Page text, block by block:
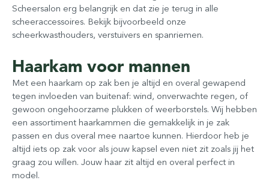
Scheersalon erg belangrijk en dat zie je terug in alle
scheeraccessoires. Bekijk bijvoorbeeld onze
scheerkwasthouders, verstuivers en spanriemen.
Haarkam voor mannen
Met een haarkam op zak ben je altijd en overal gewapend
tegen invloeden van buitenaf: wind, onverwachte regen, of
gewoon ongehoorzame plukken of weerborstels. Wij hebben
een assortiment haarkammen die gemakkelijk in je zak
passen en dus overal mee naartoe kunnen. Hierdoor heb je
altijd iets op zak voor als jouw kapsel even niet zit zoals jij het
graag zou willen. Jouw haar zit altijd en overal perfect in
model.